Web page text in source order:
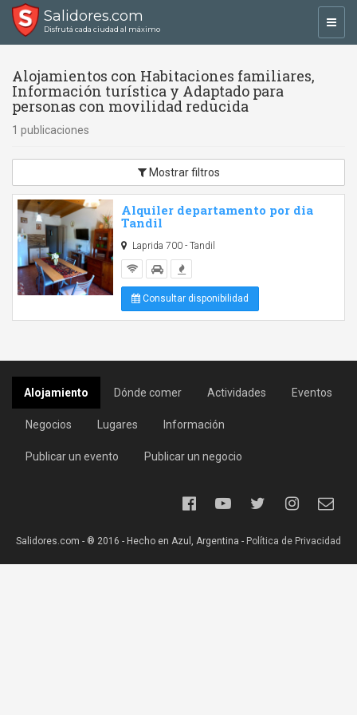
Salidores.com
Disfrutá cada ciudad al máximo
Alojamientos con Habitaciones familiares,
Información turística y Adaptado para
personas con movilidad reducida
1 publicaciones
Mostrar filtros
Alquiler departamento por dia
Tandil
Laprida 700 - Tandil
Consultar disponibilidad
Alojamiento Dónde comer Actividades Eventos
Negocios Lugares Información
Publicar un evento Publicar un negocio
Salidores.com - ® 2016 - Hecho en Azul, Argentina - Política de Privacidad